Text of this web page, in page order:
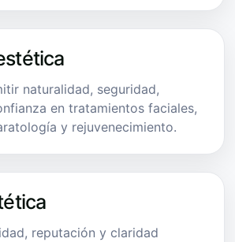
naturalidad, seguridad,
en tratamientos faciales,
y rejuvenecimiento.
reputación y claridad